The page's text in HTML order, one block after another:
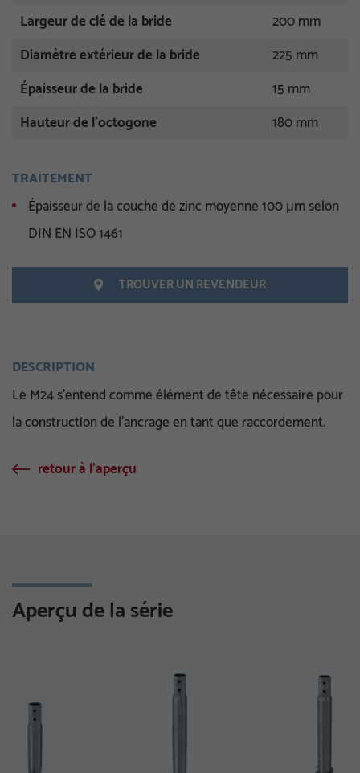
Largeur de clé de la bride
200 mm
Diamètre extérieur de la bride
225 mm
Épaisseur de la bride
15 mm
Hauteur de l’octogone
180 mm
TRAITEMENT
Épaisseur de la couche de zinc moyenne 100 μm selon
DIN EN ISO 1461
TROUVER UN REVENDEUR
DESCRIPTION
Le M24 s’entend comme élément de tête nécessaire pour
la construction de l’ancrage en tant que raccordement.
retour à l'aperçu
Aperçu de la série